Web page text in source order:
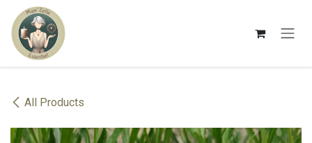
Se rendre au contenu
All Products